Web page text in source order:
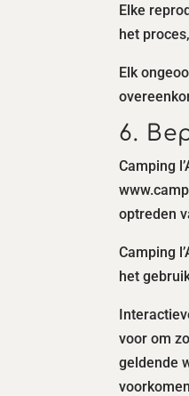
Elke
het
Elk
6.
Camping
optreden
Camping
het
voor om
geldende